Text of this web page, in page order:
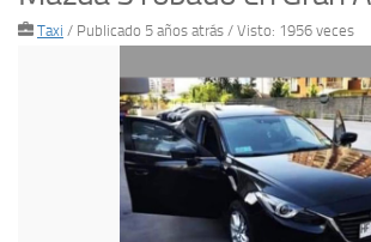
Taxi / Publicado 5 años atrás / Visto: 1956 veces